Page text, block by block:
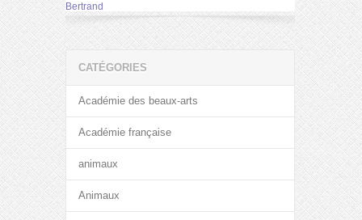
Bertrand
CATÉGORIES
Académie des beaux-arts
Académie française
animaux
Animaux